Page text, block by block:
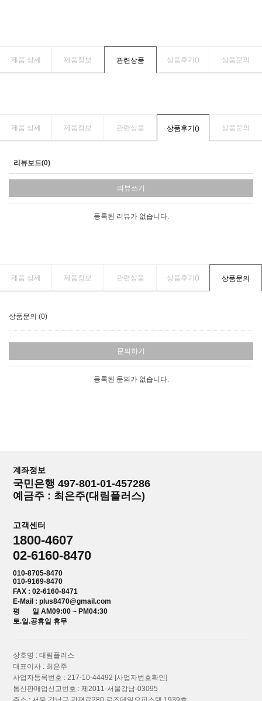
제품 상세 제품정보 관련상품 상품후기() 상품문의
제품 상세 제품정보 관련상품 상품후기() 상품문의
리뷰보드(0)
리뷰쓰기
등록된 리뷰가 없습니다.
제품 상세 제품정보 관련상품 상품후기() 상품문의
상품문의 (0)
문의하기
등록된 문의가 없습니다.
계좌정보
국민은행 497-801-01-457286
예금주 : 최은주(대림플러스)
고객센터
1800-4607
02-6160-8470
010-8705-8470
010-9169-8470
FAX : 02-6160-8471
E-Mail : plus8470@gmail.com
평 일 AM09:00 ~ PM04:30
토.일.공휴일 휴무
상호명 : 대림플러스
대표이사 : 최은주
사업자등록번호 : 217-10-44492 [사업자번호확인]
통신판매업신고번호 : 제2011-서울강남-03095